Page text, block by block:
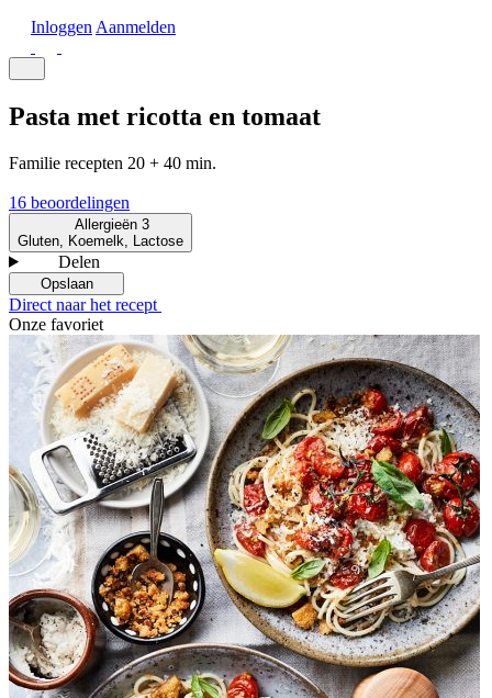
Inloggen Aanmelden
Pasta met ricotta en tomaat
Familie recepten 20 + 40 min.
16 beoordelingen
Allergieën 3
Gluten, Koemelk, Lactose
Delen
Opslaan
Direct naar het recept
Onze favoriet